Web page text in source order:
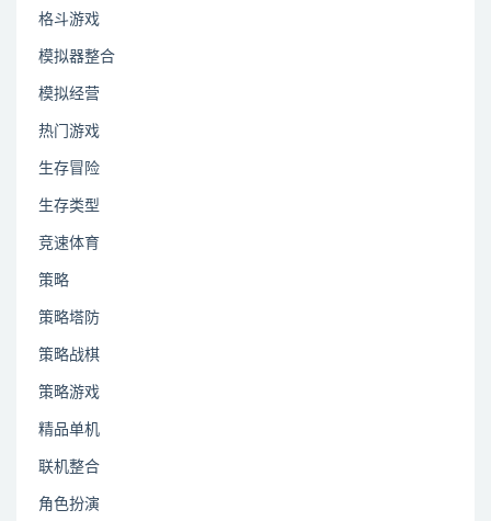
格斗游戏
模拟器整合
模拟经营
热门游戏
生存冒险
生存类型
竞速体育
策略
策略塔防
策略战棋
策略游戏
精品单机
联机整合
角色扮演